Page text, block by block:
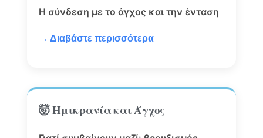
Η σύνδεση με το άγχος και την ένταση
→ Διαβάστε περισσότερα
🤯 Ημικρανία και Άγχος